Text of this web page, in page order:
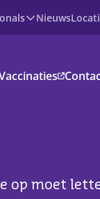
Nieuws
op moet